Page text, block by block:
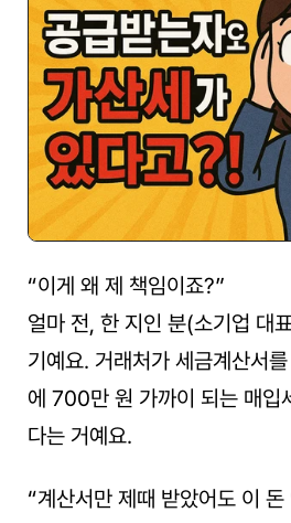
“이게 왜 제 책임이죠?”
얼마 전, 한 지인 분(소기업 대
기예요. 거래처가 세금계산서
에 700만 원 가까이 되는 매입
다는 거예요.
“계산서만 제때 받았어도 이